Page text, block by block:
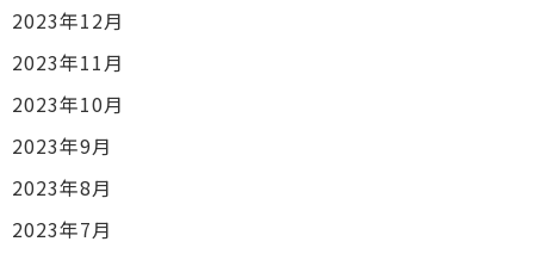
2023年12月
2023年11月
2023年10月
2023年9月
2023年8月
2023年7月